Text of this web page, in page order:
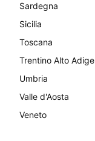
Sardegna
Sicilia
Toscana
Trentino Alto Adige
Umbria
Valle d'Aosta
Veneto